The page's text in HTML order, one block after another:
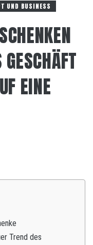
UND BUSINESS
EINE
Trend des